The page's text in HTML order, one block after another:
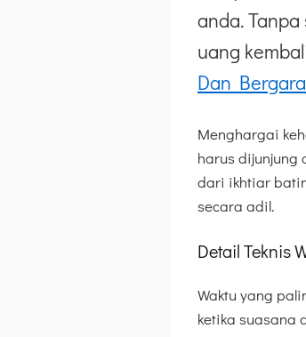
anda.
uang
Dan
Menghargai
harus dijunjung
dari ikhtiar
secara adil.
Detail Teknis
Waktu yang
ketika suasana